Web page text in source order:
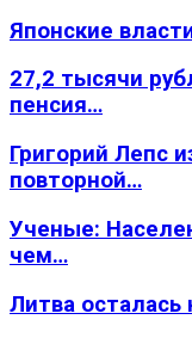
Японские
27,2 тысячи
пенсия…
Григорий Лепс
повторной…
Ученые:
чем…
Литва